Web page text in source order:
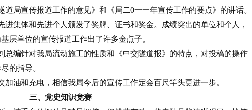
局宣传报道工作的意见》和《局二0一一年宣传工作的要点》的讲话。
进集体和先进个人颁发了奖牌、证书和奖金。成绩突出的单位和个人，
层单位的宣传报道工作出了许多金点子。
总编针对我局流动施工的性质和《中交隧道报》的特点，对投稿的操作
的指导。
油和充电，相信我局今后的宣传工作定会百尺竿头更进一步。
三、党史知识竞赛